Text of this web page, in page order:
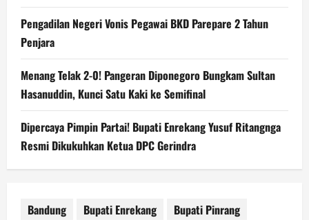
Pengadilan Negeri Vonis Pegawai BKD Parepare 2 Tahun
Penjara
Menang Telak 2-0! Pangeran Diponegoro Bungkam Sultan
Hasanuddin, Kunci Satu Kaki ke Semifinal
Dipercaya Pimpin Partai! Bupati Enrekang Yusuf Ritangnga
Resmi Dikukuhkan Ketua DPC Gerindra
Bandung Bupati Enrekang
Bupati Pinrang